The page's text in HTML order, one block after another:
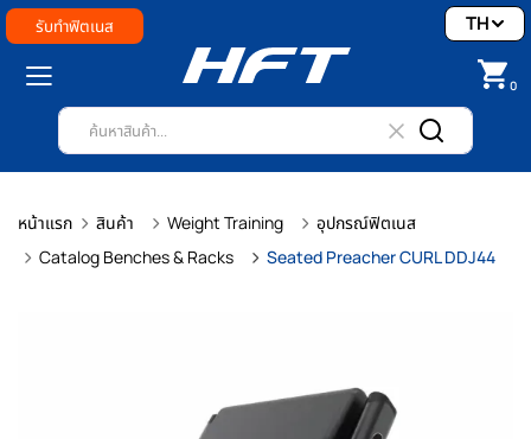
รับทำฟิตเนส
0
TH
หน้าแรก สินค้า Weight Training
อุปกรณ์ฟิตเนส
Catalog Benches & Racks
Seated Preacher CURL DDJ44